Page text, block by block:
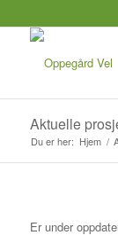
Aktuelle
Du er her: Hjem /
Er under